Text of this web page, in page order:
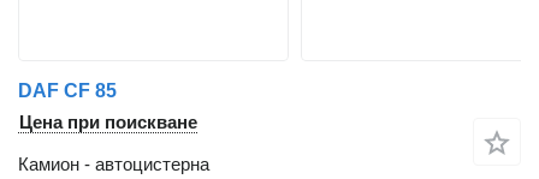
DAF CF 85
Цена при поискване
Камион - автоцистерна